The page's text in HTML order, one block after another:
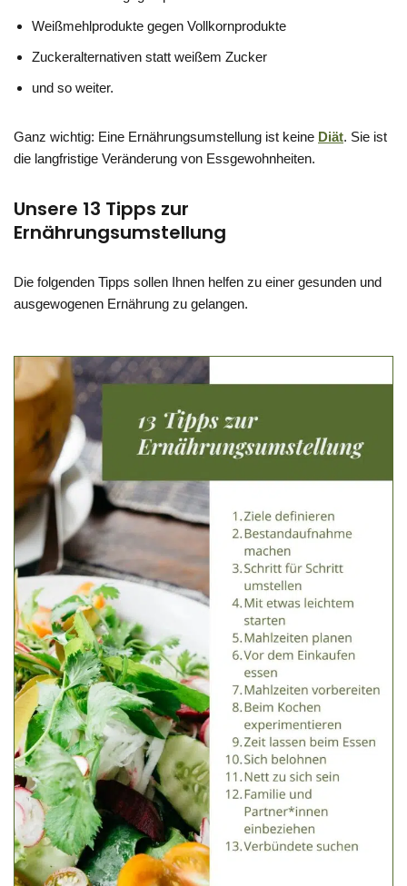
Weißmehlprodukte gegen Vollkornprodukte
Zuckeralternativen statt weißem Zucker
und so weiter.
Ganz wichtig: Eine Ernährungsumstellung ist keine Diät. Sie ist
die langfristige Veränderung von Essgewohnheiten.
Unsere 13 Tipps zur
Ernährungsumstellung
Die folgenden Tipps sollen Ihnen helfen zu einer gesunden und
ausgewogenen Ernährung zu gelangen.